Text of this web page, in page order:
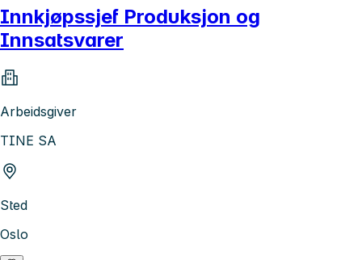
Innkjøpssjef Produksjon og
Innsatsvarer
Arbeidsgiver
TINE SA
Sted
Oslo